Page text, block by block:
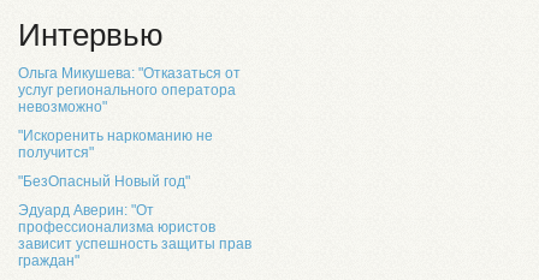
Интервью
Ольга Микушева: "Отказаться от
услуг регионального оператора
невозможно"
"Искоренить наркоманию не
получится"
"БезОпасный Новый год"
Эдуард Аверин: "От
профессионализма юристов
зависит успешность защиты прав
граждан"